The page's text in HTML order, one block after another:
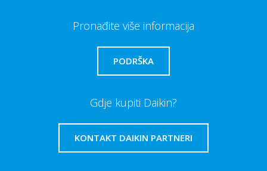
Pronađite više informacija
PODRŠKA
Gdje kupiti Daikin?
KONTAKT DAIKIN PARTNERI